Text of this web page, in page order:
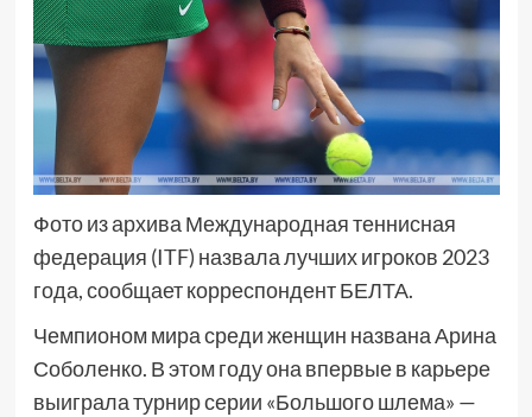
Фото из архива Международная теннисная
федерация (ITF) назвала лучших игроков 2023
года, сообщает корреспондент БЕЛТА.
Чемпионом мира среди женщин названа Арина
Соболенко. В этом году она впервые в карьере
выиграла турнир серии «Большого шлема» —